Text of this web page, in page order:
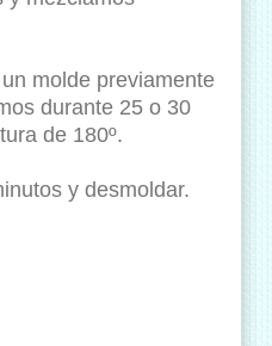
molde previamente
durante 25 o 30
de 180º.
y desmoldar.